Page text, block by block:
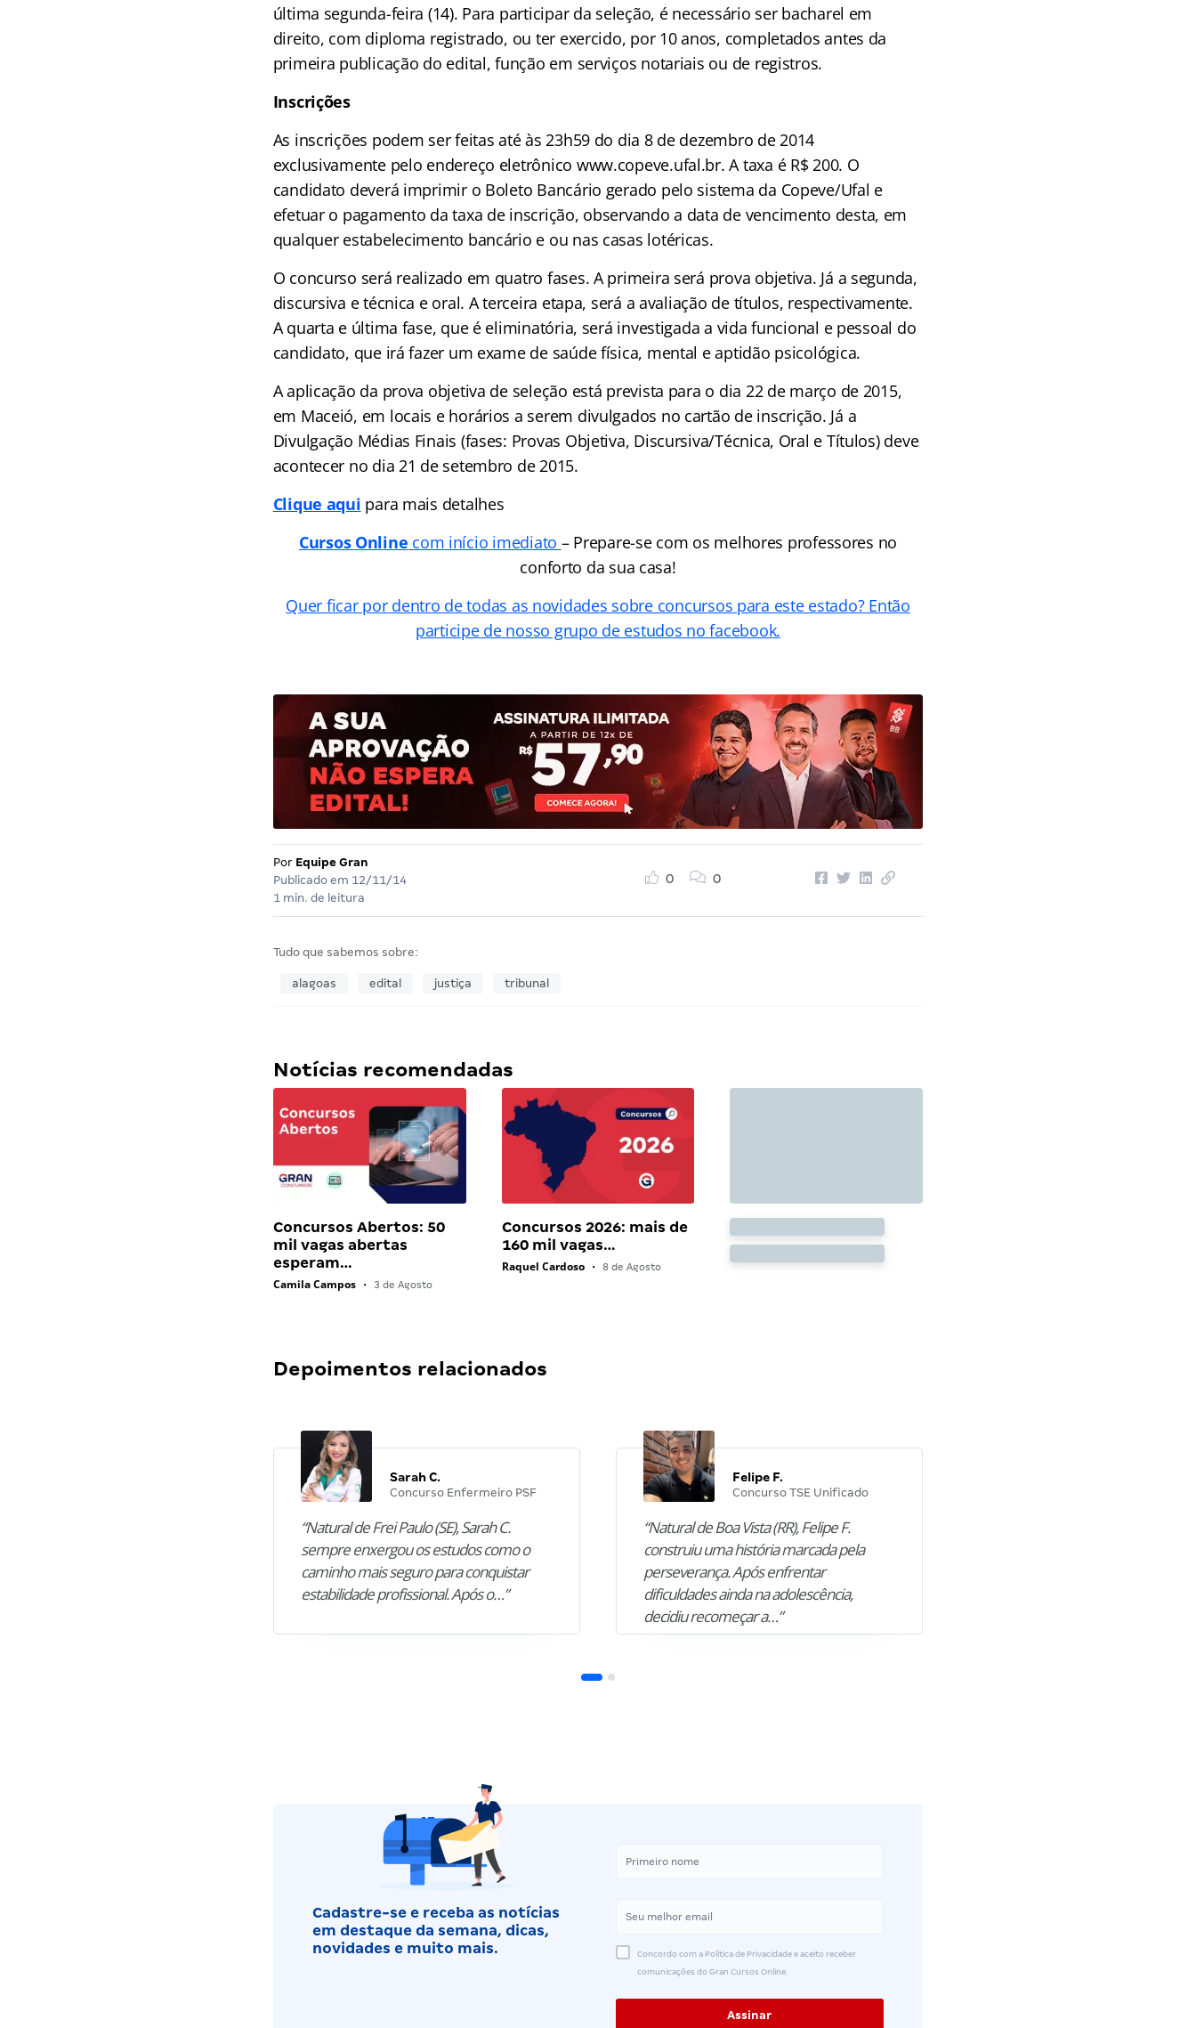
última segunda-feira (14). Para participar da seleção, é necessário ser bacharel em
direito, com diploma registrado, ou ter exercido, por 10 anos, completados antes da
primeira publicação do edital, função em serviços notariais ou de registros.
Inscrições
As inscrições podem ser feitas até às 23h59 do dia 8 de dezembro de 2014
exclusivamente pelo endereço eletrônico www.copeve.ufal.br. A taxa é R$ 200. O
candidato deverá imprimir o Boleto Bancário gerado pelo sistema da Copeve/Ufal e
efetuar o pagamento da taxa de inscrição, observando a data de vencimento desta, em
qualquer estabelecimento bancário e ou nas casas lotéricas.
O concurso será realizado em quatro fases. A primeira será prova objetiva. Já a segunda,
discursiva e técnica e oral. A terceira etapa, será a avaliação de títulos, respectivamente.
A quarta e última fase, que é eliminatória, será investigada a vida funcional e pessoal do
candidato, que irá fazer um exame de saúde física, mental e aptidão psicológica.
A aplicação da prova objetiva de seleção está prevista para o dia 22 de março de 2015,
em Maceió, em locais e horários a serem divulgados no cartão de inscrição. Já a
Divulgação Médias Finais (fases: Provas Objetiva, Discursiva/Técnica, Oral e Títulos) deve
acontecer no dia 21 de setembro de 2015.
Clique aqui para mais detalhes
Cursos Online com início imediato – Prepare-se com os melhores professores no
conforto da sua casa!
Quer ficar por dentro de todas as novidades sobre concursos para este estado? Então
participe de nosso grupo de estudos no facebook.
Por Equipe Gran
Publicado em 12/11/14
1 min. de leitura
0 0
Tudo que sabemos sobre:
alagoas edital justiça tribunal
Notícias recomendadas
Concursos Abertos: 50
mil vagas abertas
esperam…
Camila Campos • 3 de Agosto
Concursos 2026: mais de
160 mil vagas…
Raquel Cardoso • 8 de Agosto
Depoimentos relacionados
Sarah C.
Concurso Enfermeiro PSF
“Natural de Frei Paulo (SE), Sarah C.
sempre enxergou os estudos como o
caminho mais seguro para conquistar
estabilidade profissional. Após o…”
Felipe F.
Concurso TSE Unificado
“Natural de Boa Vista (RR), Felipe F.
construiu uma história marcada pela
perseverança. Após enfrentar
dificuldades ainda na adolescência,
decidiu recomeçar a…”
Cadastre-se e receba as notícias
em destaque da semana, dicas,
novidades e muito mais.
Concordo com a Política de Privacidade e aceito receber
comunicações do Gran Cursos Online.